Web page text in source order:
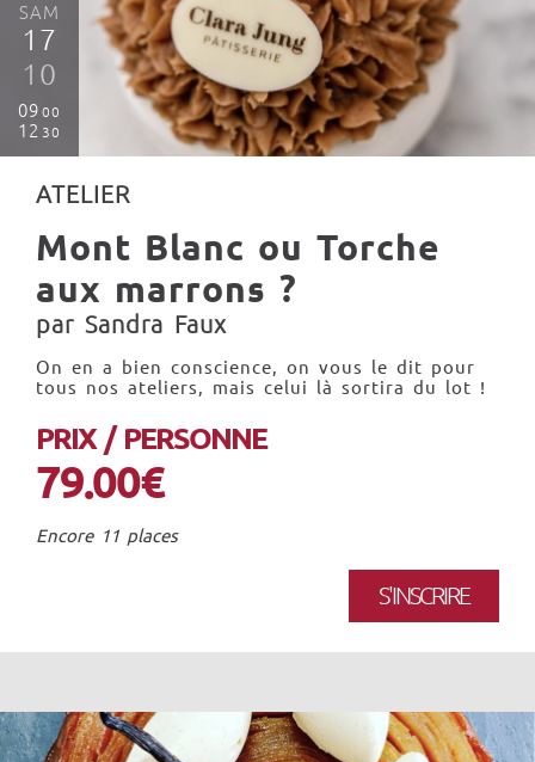
SAM
17
10
09 00
12 30
ATELIER
Mont Blanc ou Torche
aux marrons ?
par Sandra Faux
On en a bien conscience, on vous le dit pour
tous nos ateliers, mais celui là sortira du lot !
PRIX / PERSONNE
79.00€
Encore 11 places
S'INSCRIRE